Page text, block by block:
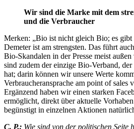
Wir sind die Marke mit dem
und die Verbraucher
Merken: „Bio ist nicht gleich Bio; es gibt
Demeter ist am strengsten. Das führt
Bio-Skandalen in der Presse meist
sind zudem der einzige Bio-Verband,
hat; darin können wir unsere Werte
Verbraucheransprache am point of sales
Ergänzend haben wir einen starken
ermöglicht, direkt über aktuelle
begünstigt in einzelnen Aktionen
C. P.: Wie sind von der politischen Seite